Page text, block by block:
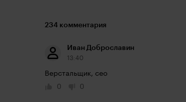
234 комментария
Иван Доброславин
13:40
Верстальщик, сео
0
0